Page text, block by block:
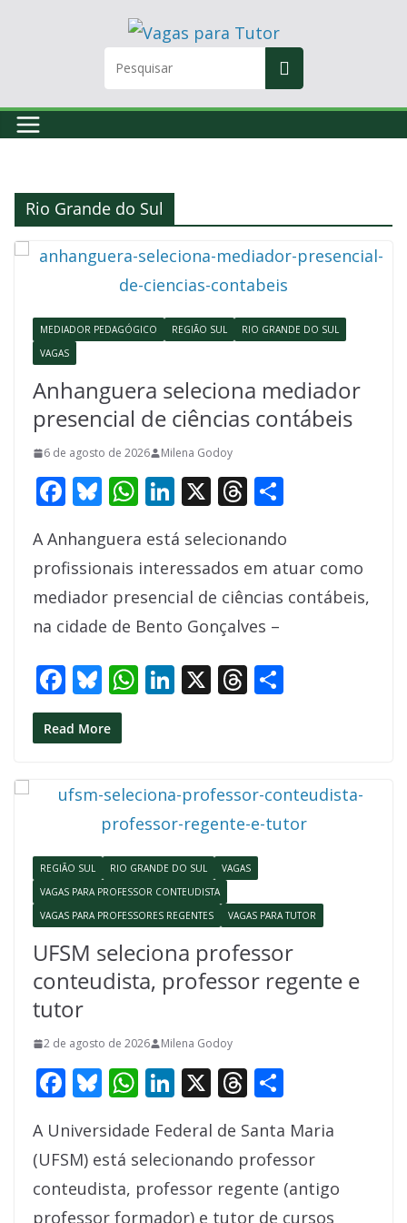
Rio Grande do Sul
MEDIADOR PEDAGÓGICO REGIÃO SUL
RIO GRANDE DO SUL
VAGAS
Anhanguera seleciona mediador
presencial de ciências contábeis
6 de agosto de 2026 Milena Godoy
F
e
b
o
o
k
Bl
e
sk
y
W
at
s
A
p
p
Li
k
e
dI
n
X T
re
a
d
s
ar
e
A Anhanguera está selecionando
profissionais interessados em atuar como
mediador presencial de ciências contábeis,
na cidade de Bento Gonçalves –
F
ac
e
o
k
Bl
u
e
y
W
A
p
p
Li
dI
n
X T
d
s
Read More
REGIÃO SUL RIO GRANDE DO SUL
VAGAS
VAGAS PARA PROFESSOR CONTEUDISTA
VAGAS PARA PROFESSORES REGENTES
VAGAS PARA TUTOR
UFSM seleciona professor
conteudista, professor regente e
tutor
2 de agosto de 2026 Milena Godoy
F
e
b
o
Bl
e
sk
y
W
at
s
A
Li
k
e
dI
X T
re
a
d
ar
e
A Universidade Federal de Santa Maria
(UFSM) está selecionando professor
conteudista, professor regente (antigo
professor formador) e tutor de cursos